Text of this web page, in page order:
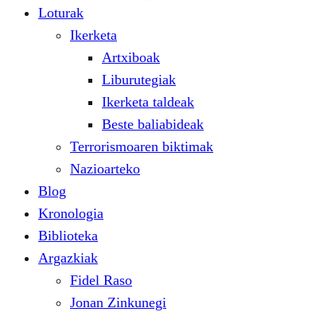
Loturak
Ikerketa
Artxiboak
Liburutegiak
Ikerketa taldeak
Beste baliabideak
Terrorismoaren biktimak
Nazioarteko
Blog
Kronologia
Biblioteka
Argazkiak
Fidel Raso
Jonan Zinkunegi